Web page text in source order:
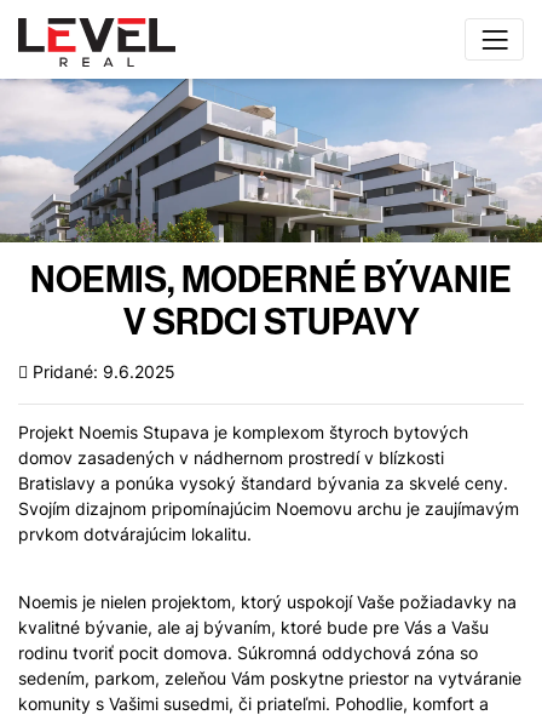
NOEMIS, MODERNÉ BÝVANIE
V SRDCI STUPAVY
Pridané: 9.6.2025
Projekt Noemis Stupava je komplexom štyroch bytových
domov zasadených v nádhernom prostredí v blízkosti
Bratislavy a ponúka vysoký štandard bývania za skvelé ceny.
Svojím dizajnom pripomínajúcim Noemovu archu je zaujímavým
prvkom dotvárajúcim lokalitu.
Noemis je nielen projektom, ktorý uspokojí Vaše požiadavky na
kvalitné bývanie, ale aj bývaním, ktoré bude pre Vás a Vašu
rodinu tvoriť pocit domova. Súkromná oddychová zóna so
sedením, parkom, zeleňou Vám poskytne priestor na vytváranie
komunity s Vašimi susedmi, či priateľmi. Pohodlie, komfort a